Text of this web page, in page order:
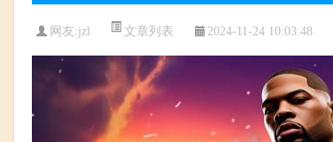
网友:jzl 文章列表 2024-11-24 10:03:48